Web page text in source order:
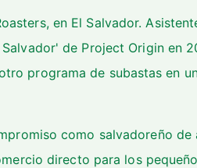
en El Salvador.
de Project Origin en
programa de subastas en
como salvadoreño de
directo para los